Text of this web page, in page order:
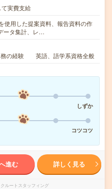
実費支給
使用した提案資料、報告資料の作
ータ集計、レ…
務の経験 英語、語学系資格全般
しずか
コツコツ
進む 詳しく見る
ルートスタッフィング